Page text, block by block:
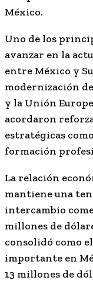
México.
Uno de los
avanzar en la
entre México y
modernización
y la Unión
acordaron
estratégicas
formación
La relación
mantiene una
intercambio
millones de
consolidó como
importante en
13 millones de